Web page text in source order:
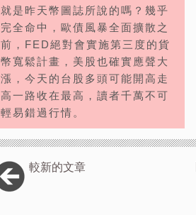
就是昨天幣圖誌所說的嗎？幾乎
完全命中，歐債風暴全面擴散之
前，FED絕對會實施第三度的貨
幣寬鬆計畫，美股也確實應聲大
漲，今天的台股多頭可能開高走
高一路收在最高，讀者千萬不可
輕易錯過行情。
較新的文章